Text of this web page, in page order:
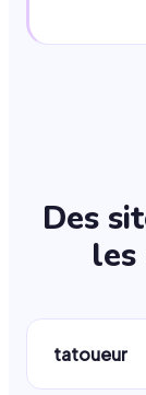
Des
les
tatoueur